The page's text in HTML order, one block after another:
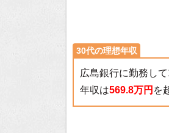
30代の理想年収
広島銀行に勤務し
年収は569.8万円 を